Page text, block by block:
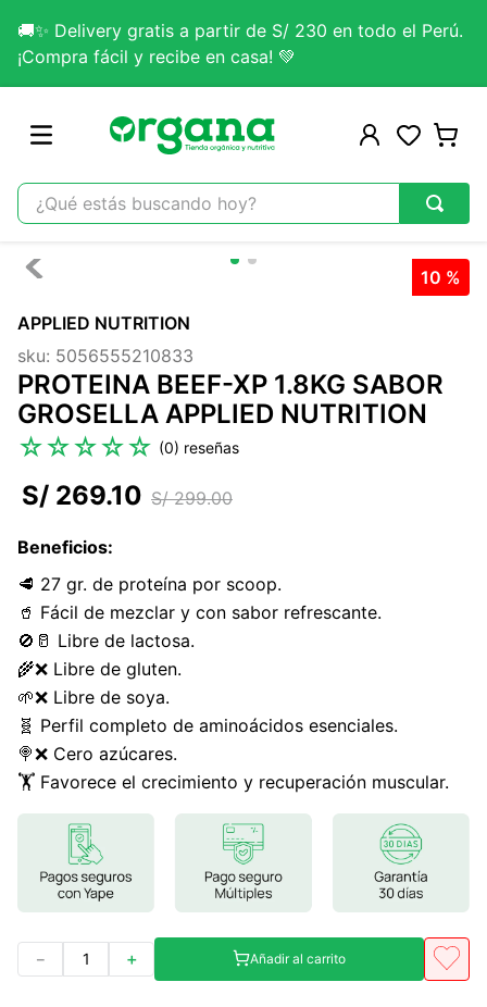
🚚✨ Delivery gratis a partir de S/ 230 en todo el Perú.
¡Compra fácil y recibe en casa! 💚
¿Qué estás buscando hoy?
TÉRMINOS MÁS BUSCADOS
2.
citrato magnesio
3.
colageno
4.
kefir
5 .
lab nutrition
8.
magnesio
9.
melena leon
10
proteina
10 %
APPLIED NUTRITION
sku: 5056555210833
PROTEINA BEEF-XP 1.8KG SABOR
GROSELLA APPLIED NUTRITION
☆☆☆☆☆ (0)
S/ 299.00
S/ 269.10
Beneficios:
🥩 27 gr. de proteína por scoop.
🥤 Fácil de mezclar y con sabor refrescante.
🚫🥛 Libre de lactosa.
🌾❌ Libre de gluten.
🌱❌ Libre de soya.
🧬 Perfil completo de aminoácidos esenciales.
🍭❌ Cero azúcares.
🏋️ Favorece el crecimiento y recuperación muscular.
＋
－ Añadir al carrito